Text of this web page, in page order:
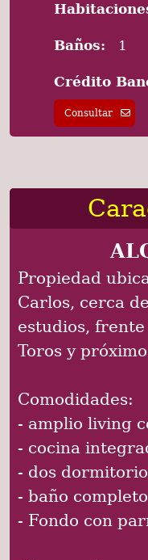
Baños: 1
Crédito
Consultar
Propiedad
Carlos, cerca
estudios, frente
Toros y
Comodidades:
- amplio living
- cocina
- dos
- baño completo
- Fondo con